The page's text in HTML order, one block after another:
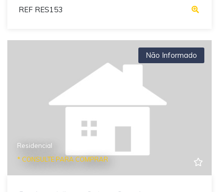
REF RES153
Não Informado
Residencial
* CONSULTE PARA COMPRAR